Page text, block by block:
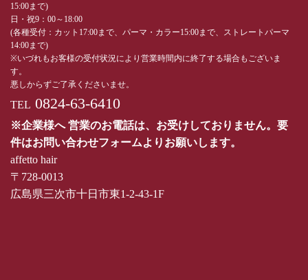
15:00まで)
日・祝9：00～18:00
(各種受付：カット17:00まで、パーマ・カラー15:00まで、ストレートパーマ
14:00まで)
※いづれもお客様の受付状況により営業時間内に終了する場合もございま
す。
悪しからずご了承くださいませ。
TEL 0824-63-6410
※企業様へ 営業のお電話は、お受けしておりません。要
件はお問い合わせフォームよりお願いします。
affetto hair
〒728-0013
広島県三次市十日市東1-2-43-1F